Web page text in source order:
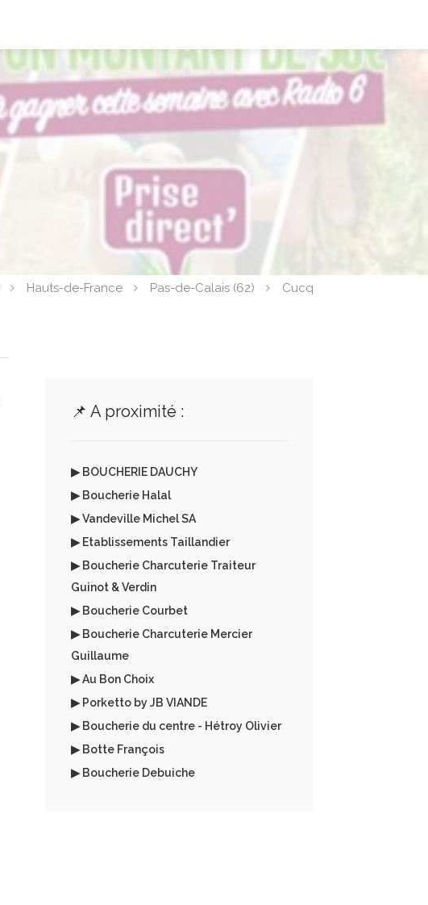
Hauts-de-France Pas-de-Calais (62) Cucq
📌 A proximité :
▶ BOUCHERIE DAUCHY
▶ Boucherie Halal
▶ Vandeville Michel SA
▶ Etablissements Taillandier
▶ Boucherie Charcuterie Traiteur
Guinot & Verdin
▶ Boucherie Courbet
▶ Boucherie Charcuterie Mercier
Guillaume
▶ Au Bon Choix
▶ Porketto by JB VIANDE
▶ Boucherie du centre - Hétroy Olivier
▶ Botte François
▶ Boucherie Debuiche